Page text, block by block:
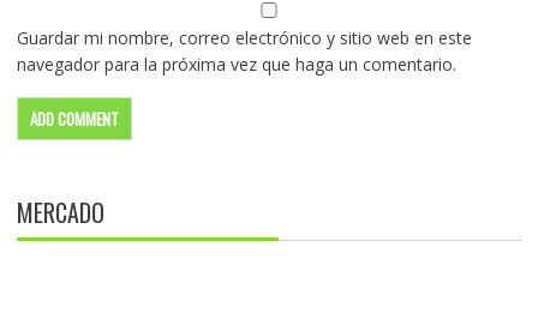
Guardar mi nombre, correo electrónico y sitio web en este
navegador para la próxima vez que haga un comentario.
MERCADO